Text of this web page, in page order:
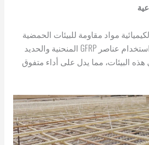
مواد مقاومة للبيئات الحمضية
والقلوية. وقد تم استخدام عناصر GFRP المنحنية والحديد
هذه البيئات، مما يدل على أداء متفوق